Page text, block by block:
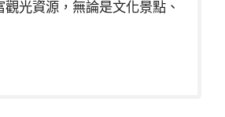
光資源，無論是文化景點、